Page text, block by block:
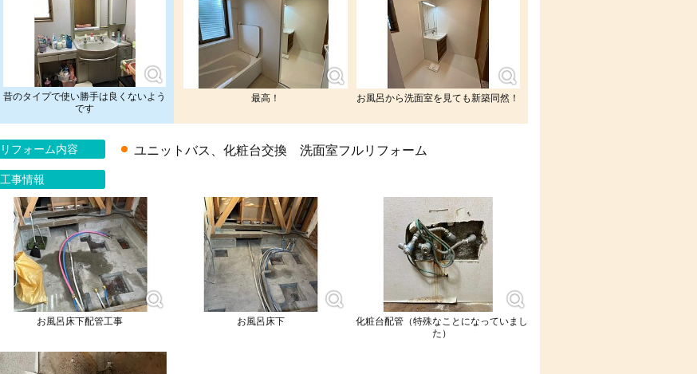
昔のタイプで使い勝手は良くないよう
です
最高！ お風呂から洗面室を見ても新築同然！
リフォーム内容 ユニットバス、化粧台交換 洗面室フルリフォーム
工事情報
お風呂床下配管工事 お風呂床下
化粧台配管（特殊なことになっていまし
た）